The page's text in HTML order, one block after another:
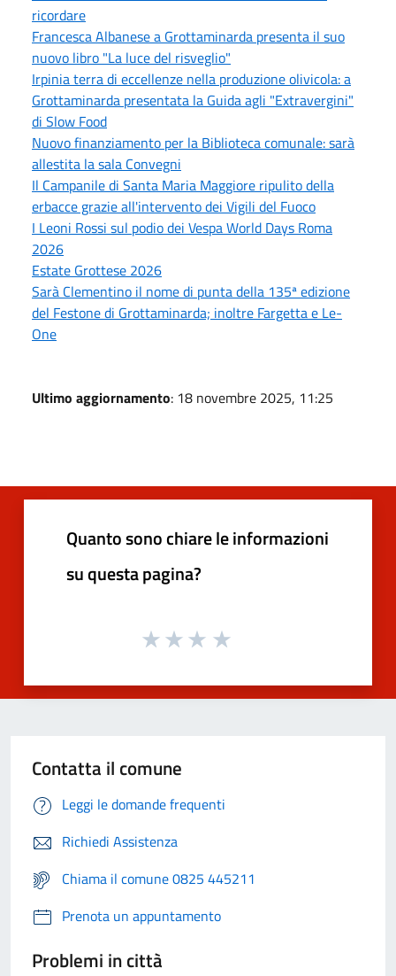
ricordare
Francesca Albanese a Grottaminarda presenta il suo
nuovo libro "La luce del risveglio"
Irpinia terra di eccellenze nella produzione olivicola: a
Grottaminarda presentata la Guida agli "Extravergini"
di Slow Food
Nuovo finanziamento per la Biblioteca comunale: sarà
allestita la sala Convegni
Il Campanile di Santa Maria Maggiore ripulito della
erbacce grazie all'intervento dei Vigili del Fuoco
I Leoni Rossi sul podio dei Vespa World Days Roma
2026
Estate Grottese 2026
Sarà Clementino il nome di punta della 135ª edizione
del Festone di Grottaminarda; inoltre Fargetta e Le-
One
Ultimo aggiornamento: 18 novembre 2025, 11:25
Quanto sono chiare le informazioni
su questa pagina?
Contatta il comune
Leggi le domande frequenti
Richiedi Assistenza
Chiama il comune 0825 445211
Prenota un appuntamento
Problemi in città